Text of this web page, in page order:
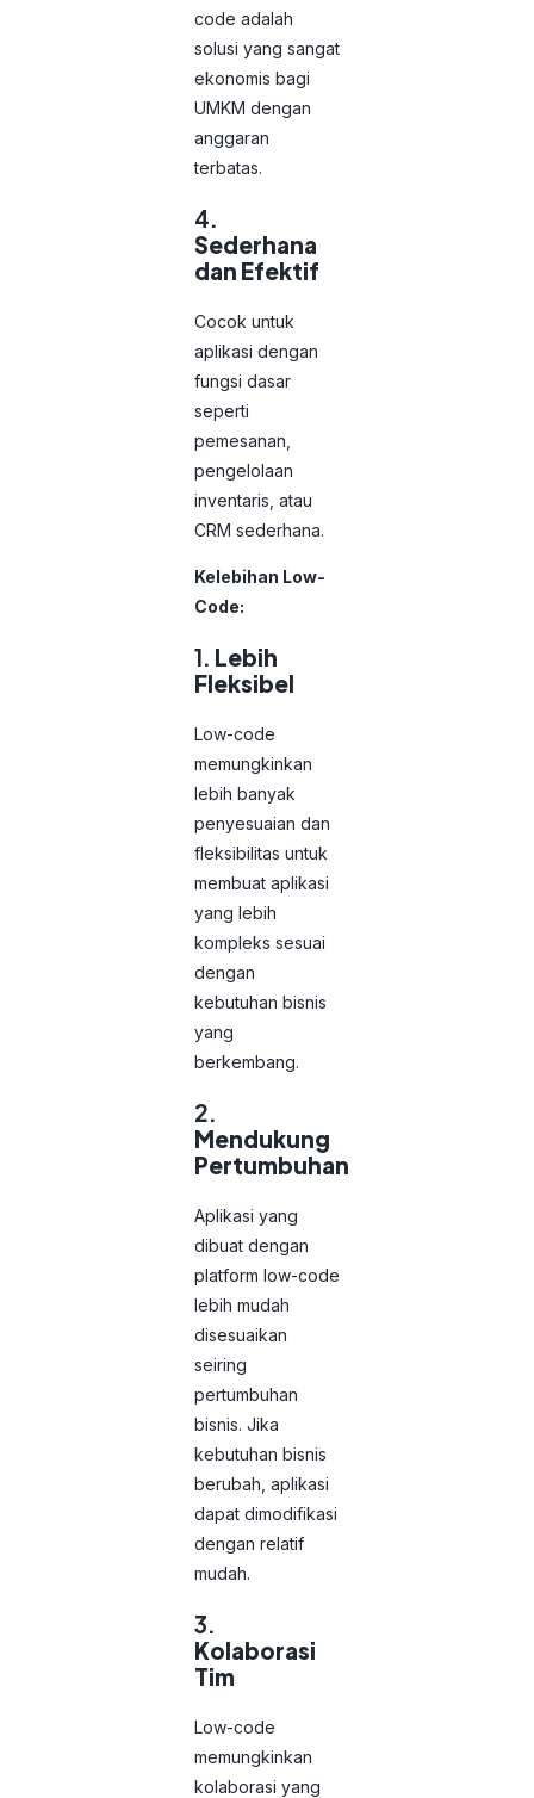
code adalah
solusi yang sangat
ekonomis bagi
UMKM dengan
anggaran
terbatas.
4.
Sederhana
dan Efektif
Cocok untuk
aplikasi dengan
fungsi dasar
seperti
pemesanan,
pengelolaan
inventaris, atau
CRM sederhana.
Kelebihan Low-
Code:
1. Lebih
Fleksibel
Low-code
memungkinkan
lebih banyak
penyesuaian dan
fleksibilitas untuk
membuat aplikasi
yang lebih
kompleks sesuai
dengan
kebutuhan bisnis
yang
berkembang.
2.
Mendukung
Pertumbuhan
Aplikasi yang
dibuat dengan
platform low-code
lebih mudah
disesuaikan
seiring
pertumbuhan
bisnis. Jika
kebutuhan bisnis
berubah, aplikasi
dapat dimodifikasi
dengan relatif
mudah.
3.
Kolaborasi
Tim
Low-code
memungkinkan
kolaborasi yang